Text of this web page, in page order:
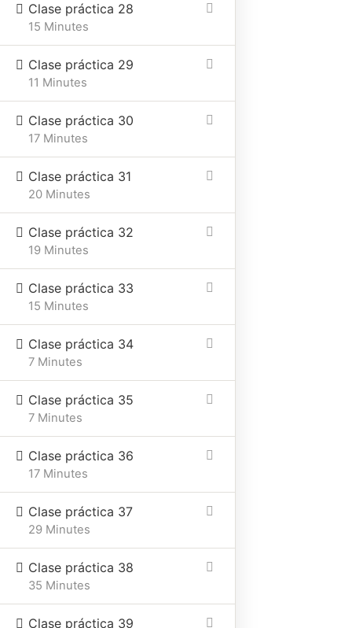
Clase práctica 28
15 Minutes
Clase práctica 29
11 Minutes
Clase práctica 30
17 Minutes
Clase práctica 31
20 Minutes
Clase práctica 32
19 Minutes
Clase práctica 33
15 Minutes
Clase práctica 34
7 Minutes
Clase práctica 35
7 Minutes
Clase práctica 36
17 Minutes
Clase práctica 37
29 Minutes
Clase práctica 38
35 Minutes
Clase práctica 39